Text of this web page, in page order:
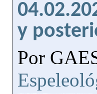
y
Por